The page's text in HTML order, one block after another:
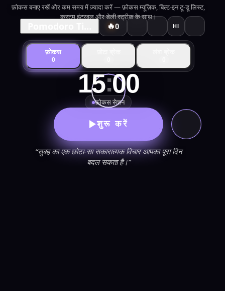
🔥0 HI
फ़ोकस बनाए रखें और कम समय में ज़्यादा करें — फ़ोकस म्यूज़िक, बिल्ट-इन टू-डू लिस्ट,
कस्टम इंटरवल और डेली स्ट्रीक के साथ।
फ़ोकस
0
15:00
फ़ोकस सेशन
शुरू करें
“सुबह का एक छोटा-सा सकारात्मक विचार आपका पूरा दिन
बदल सकता है।”